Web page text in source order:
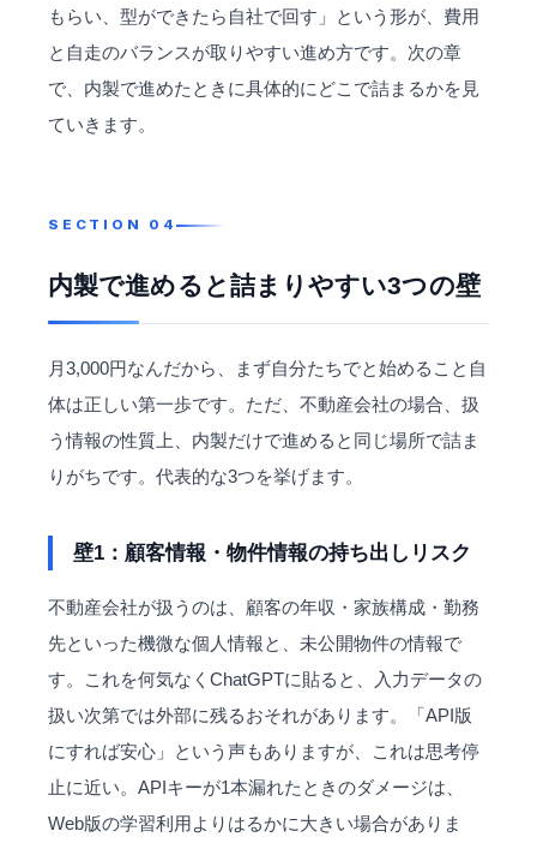
もらい、型ができたら自社で回す」という形が、費用
と自走のバランスが取りやすい進め方です。次の章
で、内製で進めたときに具体的にどこで詰まるかを見
ていきます。
内製で進めると詰まりやすい3つの壁
月3,000円なんだから、まず自分たちでと始めること自
体は正しい第一歩です。ただ、不動産会社の場合、扱
う情報の性質上、内製だけで進めると同じ場所で詰ま
りがちです。代表的な3つを挙げます。
壁1：顧客情報・物件情報の持ち出しリスク
不動産会社が扱うのは、顧客の年収・家族構成・勤務
先といった機微な個人情報と、未公開物件の情報で
す。これを何気なくChatGPTに貼ると、入力データの
扱い次第では外部に残るおそれがあります。「API版
にすれば安心」という声もありますが、これは思考停
止に近い。APIキーが1本漏れたときのダメージは、
Web版の学習利用よりはるかに大きい場合がありま